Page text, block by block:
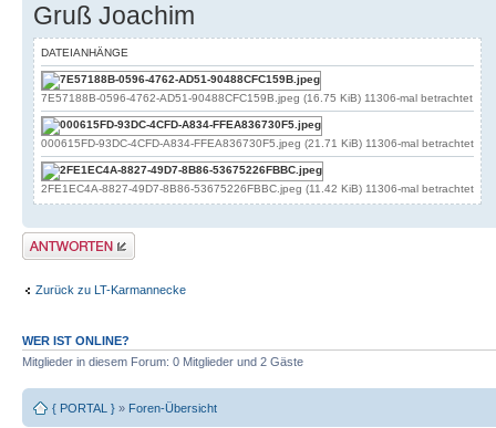
Gruß Joachim
DATEIANHÄNGE
7E57188B-0596-4762-AD51-90488CFC159B.jpeg (16.75 KiB) 11306-mal betrachtet
000615FD-93DC-4CFD-A834-FFEA836730F5.jpeg (21.71 KiB) 11306-mal betrachtet
2FE1EC4A-8827-49D7-8B86-53675226FBBC.jpeg (11.42 KiB) 11306-mal betrachtet
Antwort erstellen
Zurück zu LT-Karmannecke
WER IST ONLINE?
Mitglieder in diesem Forum: 0 Mitglieder und 2 Gäste
{ PORTAL } » Foren-Übersicht